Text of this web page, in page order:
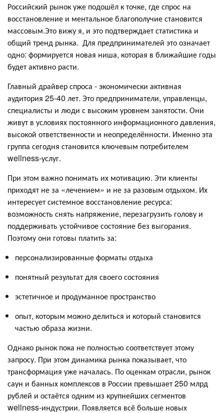
Российский рынок уже подошёл к точке, где спрос на
восстановление и ментальное благополучие становится
массовым.Это вижу я, и это подтверждает статистика и
общий тренд рынка. Для предпринимателей это означает
одно: формируется новая ниша, которая в ближайшие годы
будет активно расти.
Главный драйвер спроса - экономически активная
аудитория 25-40 лет. Это предприниматели, управленцы,
специалисты и люди с высоким уровнем занятости. Они
живут в условиях постоянного информационного давления,
высокой ответственности и неопределённости. Именно эта
группа сегодня становится ключевым потребителем
wellness-услуг.
При этом важно понимать их мотивацию. Эти клиенты
приходят не за «лечением» и не за разовым отдыхом. Их
интересует системное восстановление ресурса:
возможность снять напряжение, перезагрузить голову и
поддерживать устойчивое состояние без выгорания.
Поэтому они готовы платить за:
персонализированные форматы отдыха
понятный результат для своего состояния
эстетичное и продуманное пространство
опыт, которым можно делиться и который становится
частью образа жизни.
Однако рынок пока не полностью соответствует этому
запросу. При этом динамика рынка показывает, что
трансформация уже началась. По оценкам отрасли, рынок
саун и банных комплексов в России превышает 250 млрд
рублей и остаётся одним из крупнейших сегментов
wellness-индустрии. Появляется всё больше новых